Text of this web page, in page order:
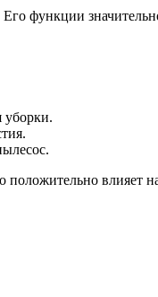
функции
положительно влияет